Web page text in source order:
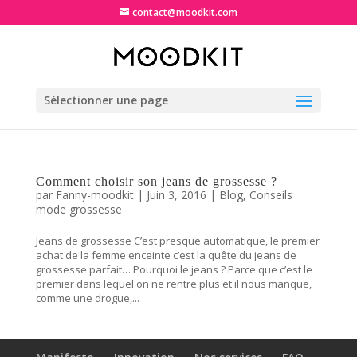
contact@moodkit.com
Sélectionner une page
Comment choisir son jeans de grossesse ?
par Fanny-moodkit| Juin 3, 2016 | Blog, Conseils
mode grossesse
Jeans de grossesse C’est presque automatique, le premier
achat de la femme enceinte c’est la quête du jeans de
grossesse parfait… Pourquoi le jeans ? Parce que c’est le
premier dans lequel on ne rentre plus et il nous manque,
comme une drogue,...